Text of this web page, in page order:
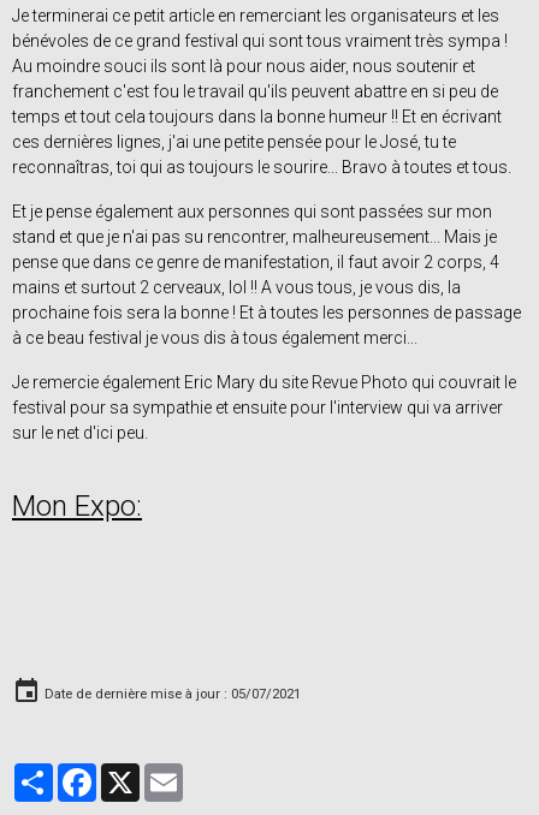
Je terminerai ce petit article en remerciant les organisateurs et les
bénévoles de ce grand festival qui sont tous vraiment très sympa !
Au moindre souci ils sont là pour nous aider, nous soutenir et
franchement c'est fou le travail qu'ils peuvent abattre en si peu de
temps et tout cela toujours dans la bonne humeur !! Et en écrivant
ces dernières lignes, j'ai une petite pensée pour le José, tu te
reconnaîtras, toi qui as toujours le sourire... Bravo à toutes et tous.
Et je pense également aux personnes qui sont passées sur mon
stand et que je n'ai pas su rencontrer, malheureusement... Mais je
pense que dans ce genre de manifestation, il faut avoir 2 corps, 4
mains et surtout 2 cerveaux, lol !! A vous tous, je vous dis, la
prochaine fois sera la bonne ! Et à toutes les personnes de passage
à ce beau festival je vous dis à tous également merci...
Je remercie également Eric Mary du site Revue Photo qui couvrait le
festival pour sa sympathie et ensuite pour l'interview qui va arriver
sur le net d'ici peu.
Mon Expo:
Date de dernière mise à jour : 05/07/2021
PartagerFacebook